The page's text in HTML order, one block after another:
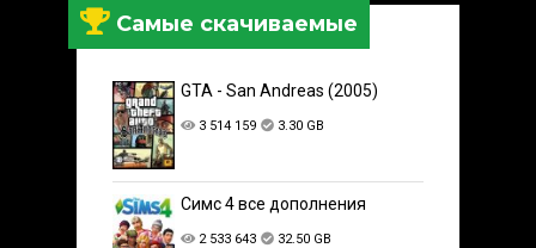
Самые скачиваемые
GTA - San Andreas (2005)
3 514 159 3.30 GB
Симс 4 все дополнения
2 533 643 32.50 GB